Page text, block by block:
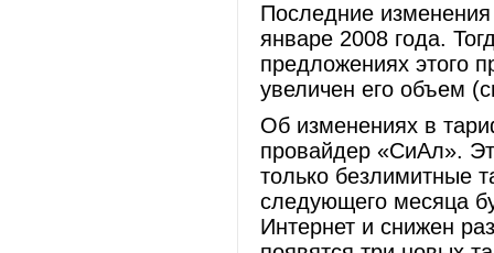
Последние
январе 2008 года.
предложениях этого
увеличен его объем
Об изменениях в
провайдер «СиАл».
только безлимитные
следующего месяца
Интернет и снижен